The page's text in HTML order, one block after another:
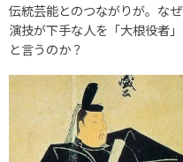
伝統芸能とのつながりが。なぜ
演技が下手な人を「大根役者」
と言うのか？